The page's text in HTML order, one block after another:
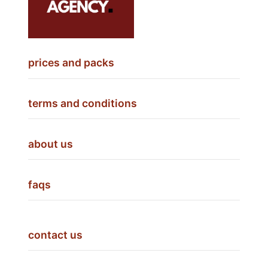
prices and packs
terms and conditions
about us
faqs
contact us